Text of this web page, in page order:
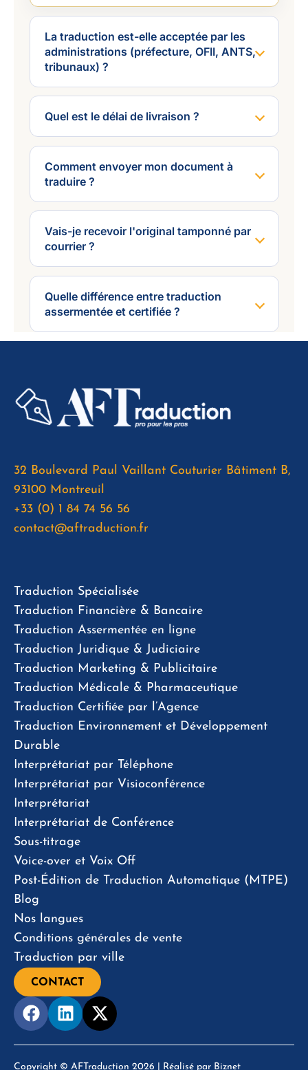
La traduction est-elle acceptée par les
administrations (préfecture, OFII, ANTS,
tribunaux) ?
Quel est le délai de livraison ?
Comment envoyer mon document à
traduire ?
Vais-je recevoir l'original tamponné par
courrier ?
Quelle différence entre traduction
assermentée et certifiée ?
32 Boulevard Paul Vaillant Couturier Bâtiment B,
93100 Montreuil
+33 (0) 1 84 74 56 56
contact@aftraduction.fr
Traduction Spécialisée
Traduction Financière & Bancaire
Traduction Assermentée en ligne
Traduction Juridique & Judiciaire
Traduction Marketing & Publicitaire
Traduction Médicale & Pharmaceutique
Traduction Certifiée par l’Agence
Traduction Environnement et Développement
Durable
Interprétariat par Téléphone
Interprétariat par Visioconférence
Interprétariat
Interprétariat de Conférence
Sous-titrage
Voice-over et Voix Off
Post-Édition de Traduction Automatique (MTPE)
Blog
Nos langues
Conditions générales de vente
Traduction par ville
CONTACT
Copyright © AFTraduction 2026 | Réalisé par Biznet